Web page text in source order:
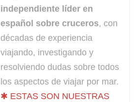
independiente líder en
español sobre cruceros, con
décadas de experiencia
viajando, investigando y
resolviendo dudas sobre todos
los aspectos de viajar por mar.
✱ ESTAS SON NUESTRAS